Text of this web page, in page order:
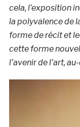
cela, l’exposition
la polyvalence de
forme de récit et
cette forme
l’avenir de l’art,